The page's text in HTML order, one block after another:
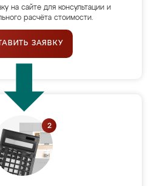
на сайте для консультации и
расчёта стоимости.
ЗАЯВКУ